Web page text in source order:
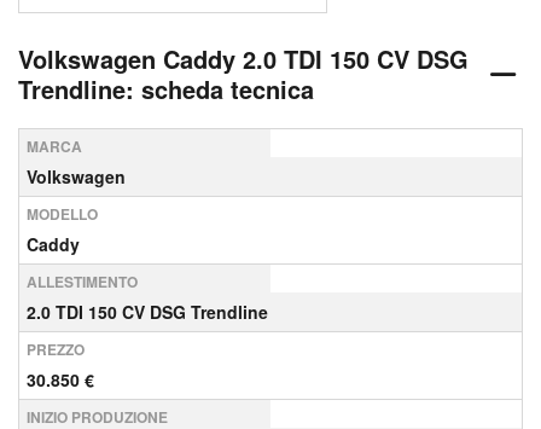
Volkswagen Caddy 2.0 TDI 150 CV DSG
Trendline: scheda tecnica
MARCA
Volkswagen
MODELLO
Caddy
ALLESTIMENTO
2.0 TDI 150 CV DSG Trendline
PREZZO
30.850 €
INIZIO PRODUZIONE